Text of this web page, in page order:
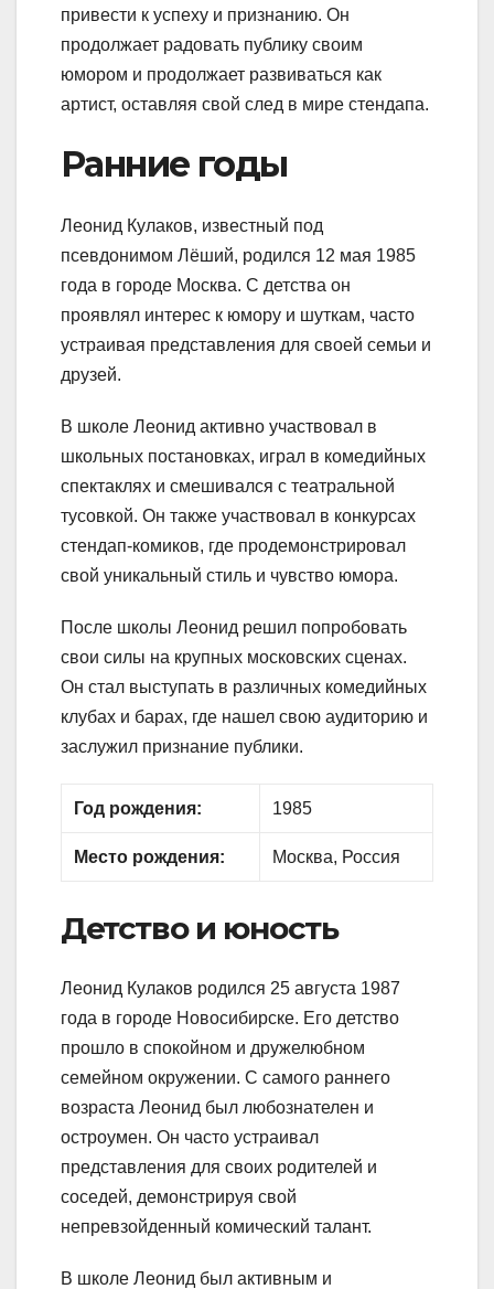
привести к успеху и признанию. Он
продолжает радовать публику своим
юмором и продолжает развиваться как
артист, оставляя свой след в мире стендапа.
Ранние годы
Леонид Кулаков, известный под
псевдонимом Лёший, родился 12 мая 1985
года в городе Москва. С детства он
проявлял интерес к юмору и шуткам, часто
устраивая представления для своей семьи и
друзей.
В школе Леонид активно участвовал в
школьных постановках, играл в комедийных
спектаклях и смешивался с театральной
тусовкой. Он также участвовал в конкурсах
стендап-комиков, где продемонстрировал
свой уникальный стиль и чувство юмора.
После школы Леонид решил попробовать
свои силы на крупных московских сценах.
Он стал выступать в различных комедийных
клубах и барах, где нашел свою аудиторию и
заслужил признание публики.
Год рождения: 1985
Место рождения: Москва, Россия
Детство и юность
Леонид Кулаков родился 25 августа 1987
года в городе Новосибирске. Его детство
прошло в спокойном и дружелюбном
семейном окружении. С самого раннего
возраста Леонид был любознателен и
остроумен. Он часто устраивал
представления для своих родителей и
соседей, демонстрируя свой
непревзойденный комический талант.
В школе Леонид был активным и